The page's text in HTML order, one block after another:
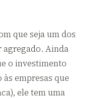
que seja um dos
Ainda
o investimento
às empresas que
ele tem uma